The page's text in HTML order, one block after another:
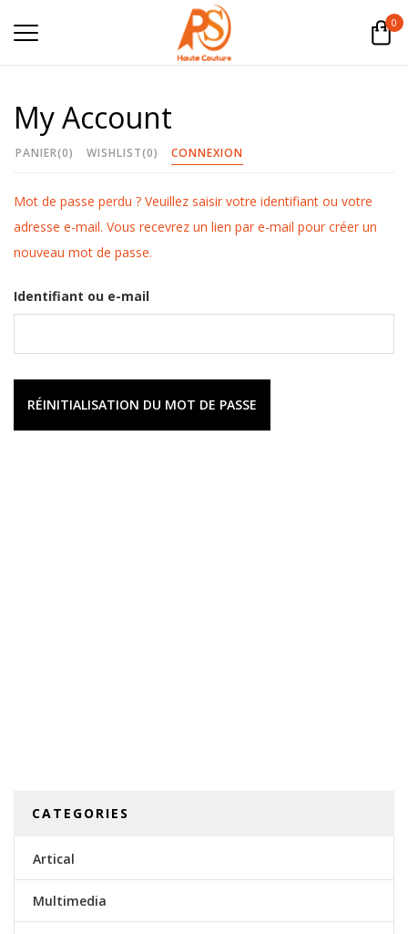
0
My Account
PANIER(0) WISHLIST(0) CONNEXION
Mot de passe perdu ? Veuillez saisir votre identifiant ou votre
adresse e-mail. Vous recevrez un lien par e-mail pour créer un
nouveau mot de passe.
Identifiant ou e-mail
RÉINITIALISATION DU MOT DE PASSE
CATEGORIES
Artical
Multimedia